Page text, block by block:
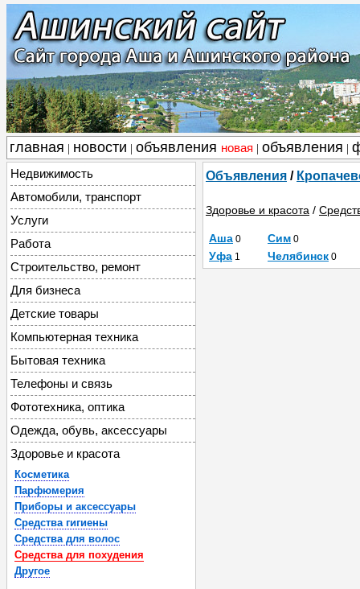
главная новости объявления новая объявления
Недвижимость
Автомобили, транспорт
Услуги
Работа
Строительство, ремонт
Для бизнеса
Детские товары
Компьютерная техника
Бытовая техника
Телефоны и связь
Фототехника, оптика
Одежда, обувь, аксессуары
Здоровье и красота
Косметика
Парфюмерия
Приборы и аксессуары
Средства гигиены
Средства для волос
Средства для похудения
Другое
Объявления /
Здоровье и красота /
Аша 0 Сим 0
Уфа 1 Челябинск 0